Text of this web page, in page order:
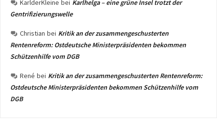
KarlderKleine bei Karlhelga – eine grüne Insel trotzt der
Gentrifizierungswelle
Christian bei Kritik an der zusammengeschusterten
Rentenreform: Ostdeutsche Ministerpräsidenten bekommen
Schützenhilfe vom DGB
René bei Kritik an der zusammengeschusterten Rentenreform:
Ostdeutsche Ministerpräsidenten bekommen Schützenhilfe vom
DGB